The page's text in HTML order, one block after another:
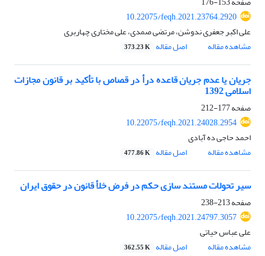
10.22075/feqh.2021.23764.2920
علی اکبر جعفری ندوشن، مرتضی صمدی، علی مختاری چهاربری
مشاهده مقاله
اصل مقاله 373.23 K
جریان یا عدم جریان قاعده درأ در قصاص با تأکید بر قانون مجازات
اسلامی 1392
صفحه177-212
10.22075/feqh.2021.24028.2954
احمد حاجی ده آبادی
مشاهده مقاله
اصل مقاله 477.86 K
سیر تحولات مستند سازی حکم در فرض خلأ قانون در حقوق ایران
صفحه213-238
10.22075/feqh.2021.24797.3057
علی عباس حیاتی
مشاهده مقاله
اصل مقاله 362.55 K